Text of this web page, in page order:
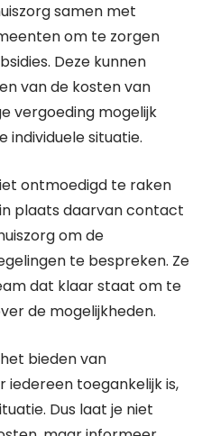
samen met
om te zorgen
Deze kunnen
van de kosten van
vergoeding mogelijk
individuele situatie.
ontmoedigd te raken
plaats daarvan contact
om de
te bespreken. Ze
dat klaar staat om te
de mogelijkheden.
bieden van
iedereen toegankelijk is,
Dus laat je niet